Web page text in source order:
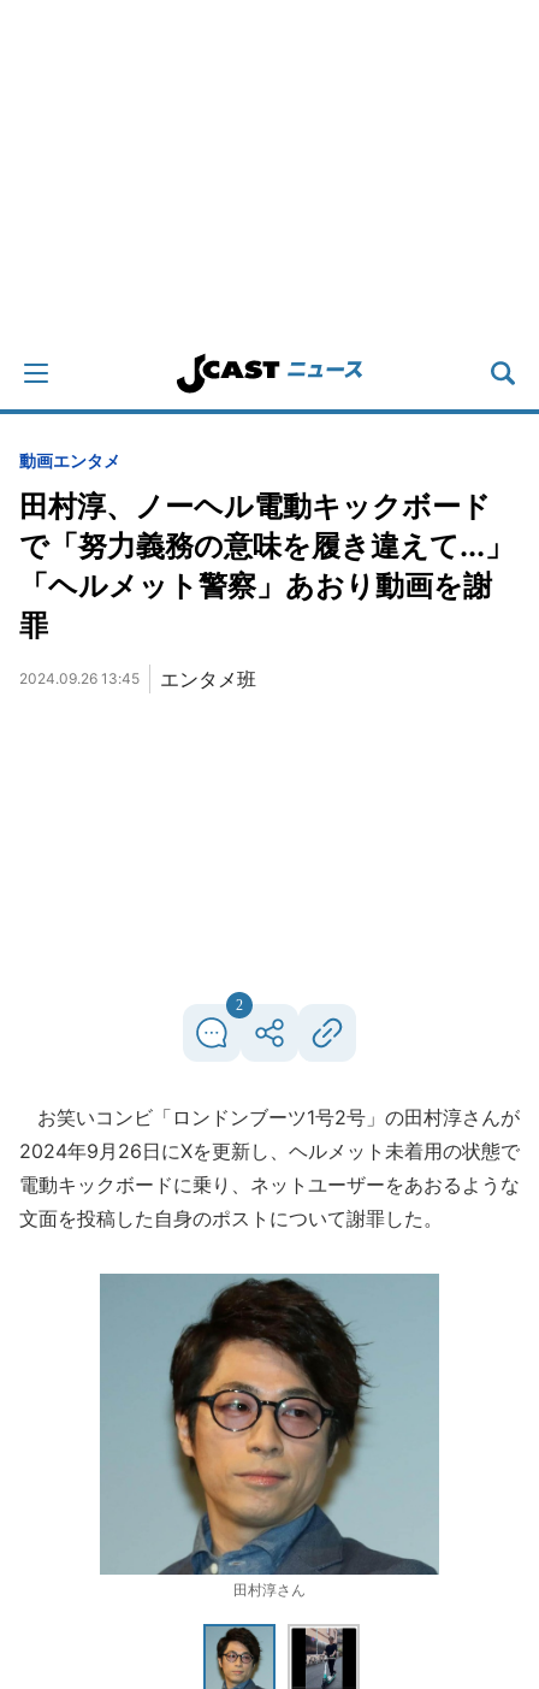
動画エンタメ
田村淳、ノーヘル電動キックボード
で「努力義務の意味を履き違えて...」
「ヘルメット警察」あおり動画を謝
罪
2024.09.26 13:45 エンタメ班
2
お笑いコンビ「ロンドンブーツ1号2号」の田村淳さんが
2024年9月26日にXを更新し、ヘルメット未着用の状態で
電動キックボードに乗り、ネットユーザーをあおるような
文面を投稿した自身のポストについて謝罪した。
田村淳さん